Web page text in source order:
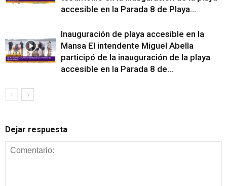
accesible en la Parada 8 de Playa...
Inauguración de playa accesible en la
Mansa El intendente Miguel Abella
participó de la inauguración de la playa
accesible en la Parada 8 de...
Dejar respuesta